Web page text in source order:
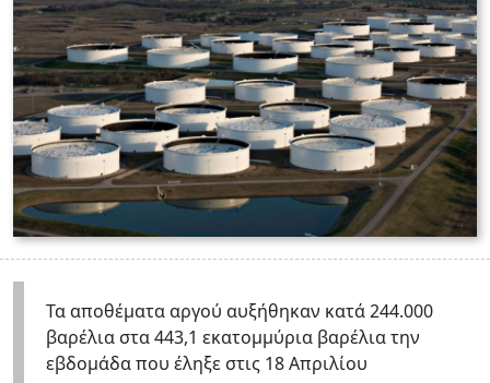
Τα αποθέματα αργού αυξήθηκαν κατά 244.000
βαρέλια στα 443,1 εκατομμύρια βαρέλια την
εβδομάδα που έληξε στις 18 Απριλίου